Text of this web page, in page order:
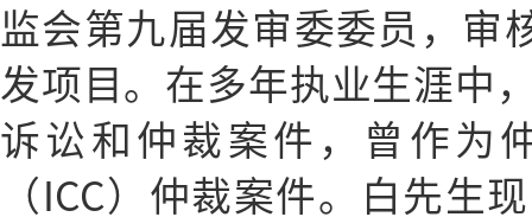
监会第九届发审委委员，审
发项目。在多年执业生涯中
诉讼和仲裁案件，曾作为
（ICC）仲裁案件。白先生